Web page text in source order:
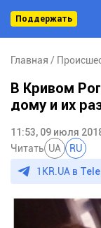
Поддержать
Главная
В Кривом
дому и их
11:53, 09 июля
Читать UA RU
1KR.UA в